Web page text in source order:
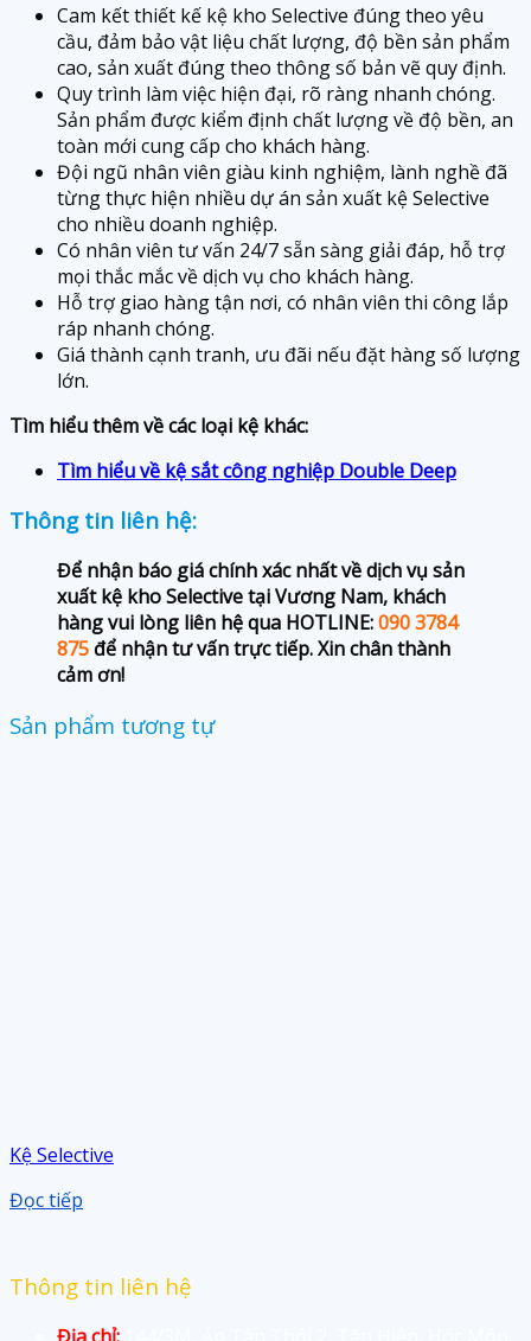
Cam kết thiết kế kệ kho Selective đúng theo yêu
cầu, đảm bảo vật liệu chất lượng, độ bền sản phẩm
cao, sản xuất đúng theo thông số bản vẽ quy định.
Quy trình làm việc hiện đại, rõ ràng nhanh chóng.
Sản phẩm được kiểm định chất lượng về độ bền, an
toàn mới cung cấp cho khách hàng.
Đội ngũ nhân viên giàu kinh nghiệm, lành nghề đã
từng thực hiện nhiều dự án sản xuất kệ Selective
cho nhiều doanh nghiệp.
Có nhân viên tư vấn 24/7 sẵn sàng giải đáp, hỗ trợ
mọi thắc mắc về dịch vụ cho khách hàng.
Hỗ trợ giao hàng tận nơi, có nhân viên thi công lắp
ráp nhanh chóng.
Giá thành cạnh tranh, ưu đãi nếu đặt hàng số lượng
lớn.
Tìm hiểu thêm về các loại kệ khác:
Tìm hiểu về kệ sắt công nghiệp Double Deep
Thông tin liên hệ:
Để nhận báo giá chính xác nhất về dịch vụ sản
xuất kệ kho Selective tại Vương Nam, khách
hàng vui lòng liên hệ qua HOTLINE:090 3784
875để nhận tư vấn trực tiếp. Xin chân thành
cảm ơn!
Sản phẩm tương tự
Kệ Selective
Đọc tiếp
Thông tin liên hệ